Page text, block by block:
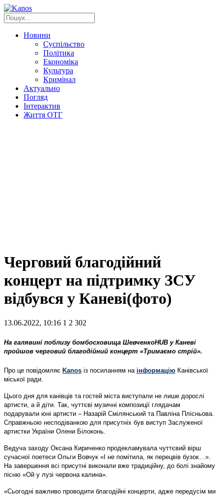
Новини
Суспільство
Політика
Економіка
Культура
Кримінал
Актуально
Погляд
Інтерактив
Життя ОТГ
Черговий благодійний
концерт на підтримку ЗСУ
відбувся у Каневі(фото)
13.06.2022, 10:16 1 2 302
На галявині поблизу бомбосховища ШевченкоHUB у Каневі
пройшов черговий благодійний концерт «Тримаємо стрій».
Про це повідомляє Kanos із посиланням на інформацію Канівської
міської ради.
Цього дня для канівців та гостей міста виступали не лише дорослі
артисти, а й діти. Так, чуттєві музичні композиції глядачам
подарували юні артисти – Назарій Смілянський та Павліна Плісньова.
Справжньою несподіванкою для присутніх був виступ Заслуженої
артистки України Олени Білоконь.
Ведуча заходу Оксана Кириченко продекламувала чуттєвий вірш
сучасної поетеси Ольги Вовчук «І не помітила, як перецвів бузок…».
На завершення всі присутні виконали вже традиційну, до болі знайому
пісню «Ой у лузі червона калина».
«Сьогодні важливо проводити благодійні концерти, адже передусім ми